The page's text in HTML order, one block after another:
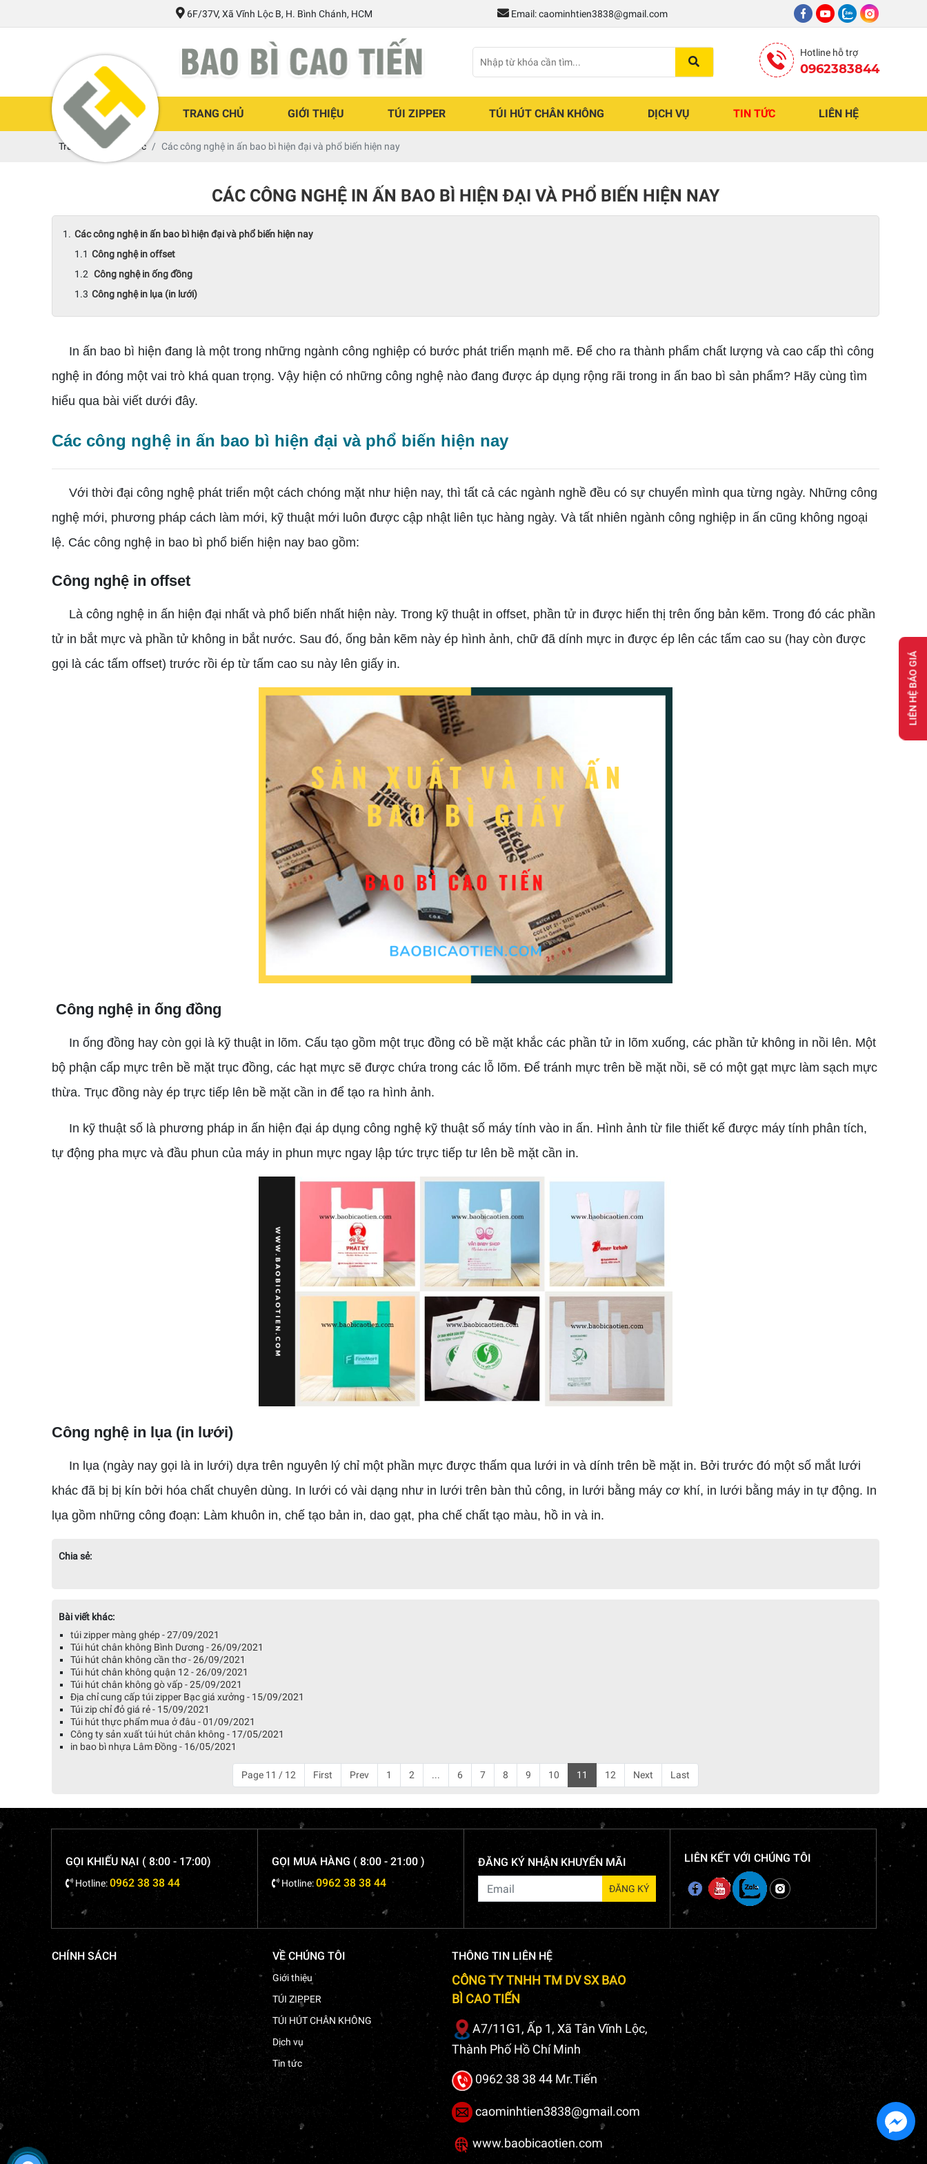
6F/37V, Xã Vĩnh Lộc B, H. Bình Chánh, HCM Email: caominhtien3838@gmail.com
Hotline hỗ trợ
0962383844
TRANG CHỦ GIỚI THIỆU TÚI ZIPPER TÚI HÚT CHÂN KHÔNG DỊCH VỤ TIN TỨC LIÊN HỆ
Trang chủ Tin tức Các công nghệ in ấn bao bì hiện đại và phổ biến hiện nay
CÁC CÔNG NGHỆ IN ẤN BAO BÌ HIỆN ĐẠI VÀ PHỔ BIẾN HIỆN NAY
Các công nghệ in ấn bao bì hiện đại và phổ biến hiện nay
Công nghệ in offset
Công nghệ in ống đồng
Công nghệ in lụa (in lưới)
In ấn bao bì hiện đang là một trong những ngành công nghiệp có bước phát triển mạnh mẽ. Để cho ra thành phẩm chất lượng và cao cấp thì công
nghệ in đóng một vai trò khá quan trọng. Vậy hiện có những công nghệ nào đang được áp dụng rộng rãi trong in ấn bao bì sản phẩm? Hãy cùng tìm
hiểu qua bài viết dưới đây.
Các công nghệ in ấn bao bì hiện đại và phổ biến hiện nay
Với thời đại công nghệ phát triển một cách chóng mặt như hiện nay, thì tất cả các ngành nghề đều có sự chuyển mình qua từng ngày. Những công
nghệ mới, phương pháp cách làm mới, kỹ thuật mới luôn được cập nhật liên tục hàng ngày. Và tất nhiên ngành công nghiệp in ấn cũng không ngoại
lệ. Các công nghệ in bao bì phổ biến hiện nay bao gồm:
Công nghệ in offset
Là công nghệ in ấn hiện đại nhất và phổ biến nhất hiện này. Trong kỹ thuật in offset, phần tử in được hiển thị trên ống bản kẽm. Trong đó các phần
tử in bắt mực và phần tử không in bắt nước. Sau đó, ống bản kẽm này ép hình ảnh, chữ đã dính mực in được ép lên các tấm cao su (hay còn được
gọi là các tấm offset) trước rồi ép từ tấm cao su này lên giấy in.
Công nghệ in ống đồng
In ống đồng hay còn gọi là kỹ thuật in lõm. Cấu tạo gồm một trục đồng có bề mặt khắc các phần tử in lõm xuống, các phần tử không in nồi lên. Một
bộ phận cấp mực trên bề mặt trục đồng, các hạt mực sẽ được chứa trong các lỗ lõm. Để tránh mực trên bề mặt nồi, sẽ có một gạt mực làm sạch mực
thừa. Trục đồng này ép trực tiếp lên bề mặt cần in để tạo ra hình ảnh.
In kỹ thuật số là phương pháp in ấn hiện đại áp dụng công nghệ kỹ thuật số máy tính vào in ấn. Hình ảnh từ file thiết kế được máy tính phân tích,
tự động pha mực và đầu phun của máy in phun mực ngay lập tức trực tiếp tư lên bề mặt cần in.
Công nghệ in lụa (in lưới)
In lụa (ngày nay gọi là in lưới) dựa trên nguyên lý chỉ một phần mực được thấm qua lưới in và dính trên bề mặt in. Bởi trước đó một số mắt lưới
khác đã bị bị kín bởi hóa chất chuyên dùng. In lưới có vài dạng như in lưới trên bàn thủ công, in lưới bằng máy cơ khí, in lưới bằng máy in tự động. In
lụa gồm những công đoạn: Làm khuôn in, chế tạo bản in, dao gạt, pha chế chất tạo màu, hồ in và in.
Chia sẻ:
Bài viết khác:
túi zipper màng ghép - 27/09/2021
Túi hút chân không Bình Dương - 26/09/2021
Túi hút chân không cần thơ - 26/09/2021
Túi hút chân không quận 12 - 26/09/2021
Túi hút chân không gò vấp - 25/09/2021
Địa chỉ cung cấp túi zipper Bạc giá xưởng - 15/09/2021
Túi zip chỉ đỏ giá rẻ - 15/09/2021
Túi hút thực phẩm mua ở đâu - 01/09/2021
Công ty sản xuất túi hút chân không - 17/05/2021
in bao bì nhựa Lâm Đồng - 16/05/2021
Page 11 / 12 First Prev 1 2 ... 6 7 8 9 10 11 12 Next Last
GỌI KHIẾU NẠI ( 8:00 - 17:00)
Hotline:0962 38 38 44
GỌI MUA HÀNG ( 8:00 - 21:00 )
Hotline:0962 38 38 44
ĐĂNG KÝ NHẬN KHUYẾN MÃI LIÊN KẾT VỚI CHÚNG TÔI
CHÍNH SÁCH VỀ CHÚNG TÔI
Giới thiệu
TÚI ZIPPER
TÚI HÚT CHÂN KHÔNG
Dịch vụ
Tin tức
THÔNG TIN LIÊN HỆ
CÔNG TY TNHH TM DV SX BAO
BÌ CAO TIẾN
A7/11G1, Ấp 1, Xã Tân Vĩnh Lộc,
Thành Phố Hồ Chí Minh
0962 38 38 44 Mr.Tiến
caominhtien3838@gmail.com
www.baobicaotien.com
LIÊN HỆ BÁO GIÁ